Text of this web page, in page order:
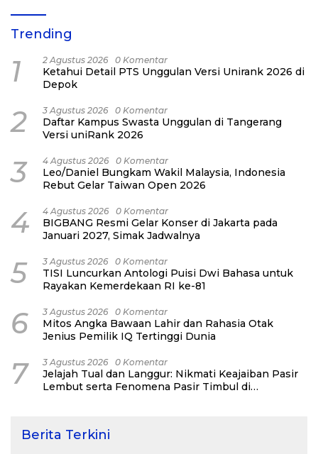
Trending
1 2 Agustus 2026 0 Komentar
Ketahui Detail PTS Unggulan Versi Unirank 2026 di
Depok
2 3 Agustus 2026 0 Komentar
Daftar Kampus Swasta Unggulan di Tangerang
Versi uniRank 2026
3 4 Agustus 2026 0 Komentar
Leo/Daniel Bungkam Wakil Malaysia, Indonesia
Rebut Gelar Taiwan Open 2026
4 4 Agustus 2026 0 Komentar
BIGBANG Resmi Gelar Konser di Jakarta pada
Januari 2027, Simak Jadwalnya
5 3 Agustus 2026 0 Komentar
TISI Luncurkan Antologi Puisi Dwi Bahasa untuk
Rayakan Kemerdekaan RI ke-81
6 3 Agustus 2026 0 Komentar
Mitos Angka Bawaan Lahir dan Rahasia Otak
Jenius Pemilik IQ Tertinggi Dunia
7 3 Agustus 2026 0 Komentar
Jelajah Tual dan Langgur: Nikmati Keajaiban Pasir
Lembut serta Fenomena Pasir Timbul di
Berita Terkini